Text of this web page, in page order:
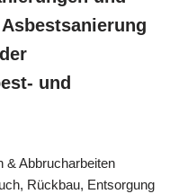
und
& Abbrucharbeiten
Rückbau, Entsorgung